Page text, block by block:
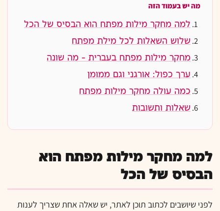
מה יש בעמוד הזה
למה מחקר מילות מפתח הוא הבסיס של הכל
שלוש השאלות לכל מילת מפתח
מחקר מילות מפתח בעברית – מה שונה
ערך כפול: אורגני וגם ממומן
כמה עולה מחקר מילות מפתח
שאלות ותשובות
למה מחקר מילות מפתח הוא
הבסיס של הכל
לפני שיושבים לכתוב תוכן לאתר, יש שאלה אחת שצריך לענות